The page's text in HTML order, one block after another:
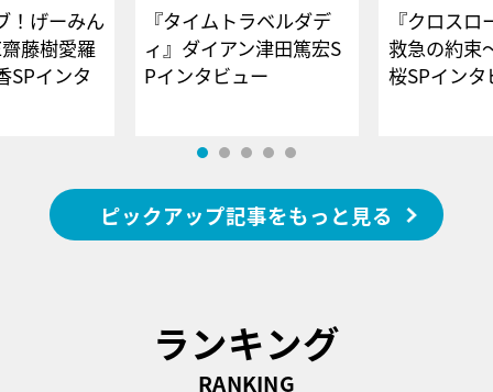
！げーみん
藤樹愛羅
SPインタ
『タイムトラベルダデ
ィ』ダイアン津田篤宏S
Pインタビュー
『クロス
救急の約束
桜SPイ
ピックアップ記事をもっと見る
ランキング
RANKING